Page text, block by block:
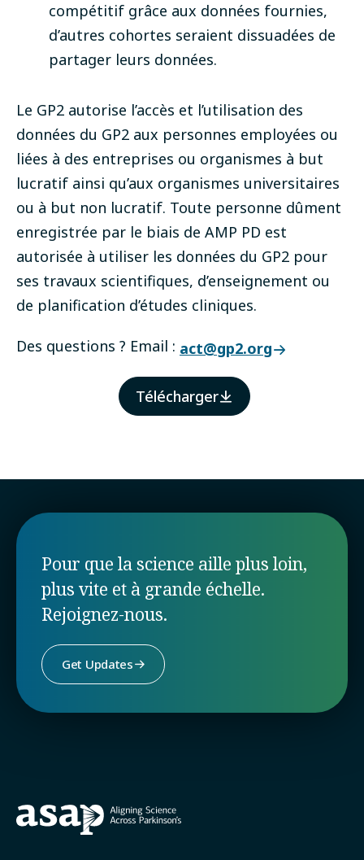
compétitif grâce aux données fournies,
d’autres cohortes seraient dissuadées de
partager leurs données.
Le GP2 autorise l’accès et l’utilisation des
données du GP2 aux personnes employées ou
liées à des entreprises ou organismes à but
lucratif ainsi qu’aux organismes universitaires
ou à but non lucratif. Toute personne dûment
enregistrée par le biais de AMP PD est
autorisée à utiliser les données du GP2 pour
ses travaux scientifiques, d’enseignement ou
de planification d’études cliniques.
Des questions ? Email : act@gp2.org
Télécharger
Pour que la science aille plus loin,
plus vite et à grande échelle.
Rejoignez-nous.
Get Updates